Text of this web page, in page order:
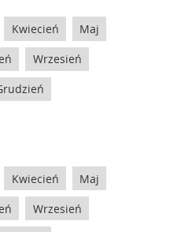
Kwiecień Maj
Wrzesień
Kwiecień Maj
Wrzesień